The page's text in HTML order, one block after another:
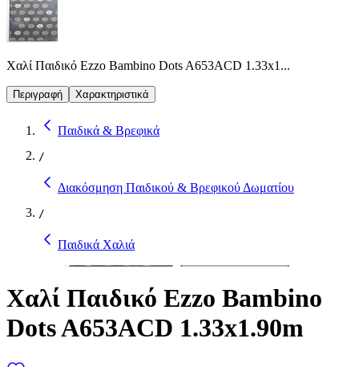
Χαλί Παιδικό Ezzo Bambino Dots A653ACD 1.33x1...
Περιγραφή Χαρακτηριστικά
Παιδικά & Βρεφικά
/
Διακόσμηση Παιδικού & Βρεφικού Δωματίου
/
Παιδικά Χαλιά
Χαλί Παιδικό Ezzo Bambino
Dots A653ACD 1.33x1.90m